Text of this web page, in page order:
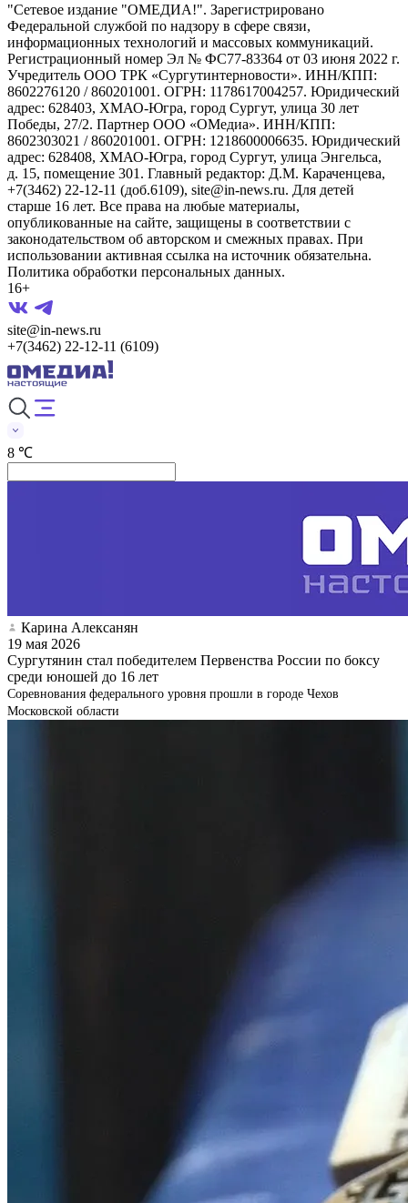
"Сетевое издание "ОМЕДИА!". Зарегистрировано
Федеральной службой по надзору в сфере связи,
информационных технологий и массовых коммуникаций.
Регистрационный номер Эл № ФС77-83364 от 03 июня 2022 г.
Учредитель ООО ТРК «Сургутинтерновости». ИНН/КПП:
8602276120 / 860201001. ОГРН: 1178617004257. Юридический
адрес: 628403, ХМАО-Югра, город Сургут, улица 30 лет
Победы, 27/2. Партнер ООО «ОМедиа». ИНН/КПП:
8602303021 / 860201001. ОГРН: 1218600006635. Юридический
адрес: 628408, ХМАО-Югра, город Сургут, улица Энгельса,
д. 15, помещение 301. Главный редактор: Д.М. Караченцева,
+7(3462) 22-12-11 (доб.6109), site@in-news.ru. Для детей
старше 16 лет. Все права на любые материалы,
опубликованные на сайте, защищены в соответствии с
законодательством об авторском и смежных правах. При
использовании активная ссылка на источник обязательна.
Политика обработки персональных данных.
16+
site@in-news.ru
+7(3462) 22-12-11 (6109)
8 ℃
Карина Алексанян
19 мая 2026
Сургутянин стал победителем Первенства России по боксу
среди юношей до 16 лет
Соревнования федерального уровня прошли в городе Чехов
Московской области